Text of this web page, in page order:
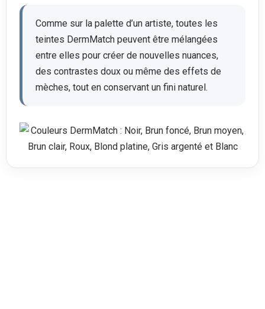
Comme sur la palette d’un artiste, toutes les
teintes DermMatch peuvent être mélangées
entre elles pour créer de nouvelles nuances,
des contrastes doux ou même des effets de
mèches, tout en conservant un fini naturel.